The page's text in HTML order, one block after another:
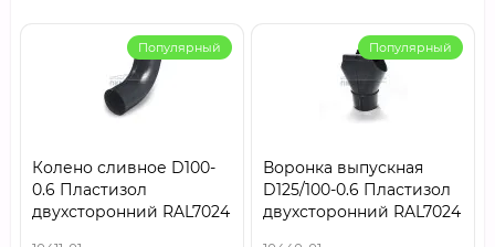
Популярный
Колено сливное D100-
0.6 Пластизол
двухсторонний RAL7024
Популярный
Воронка выпускная
D125/100-0.6 Пластизол
двухсторонний RAL7024